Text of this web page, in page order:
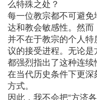
么特殊之处？
每一位教宗都不可避
达和教会敏感性。然
并不在于教宗的个人
议的接受进程。无论是
都强烈指出了这种连
在当代历史条件下更
方式。
因此，我不会把“方济